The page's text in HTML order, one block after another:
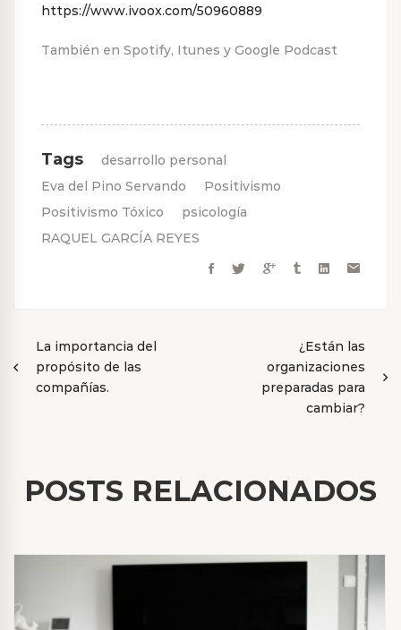
https://www.ivoox.com/50960889
También en Spotify, Itunes y Google Podcast
Tags
desarrollo personal
Eva del Pino Servando
Positivismo
Positivismo Tóxico
psicología
RAQUEL GARCÍA REYES
Navegación
de
La importancia del
propósito de las
compañías.
¿Están las
organizaciones
preparadas para
cambiar?
POSTS RELACIONADOS